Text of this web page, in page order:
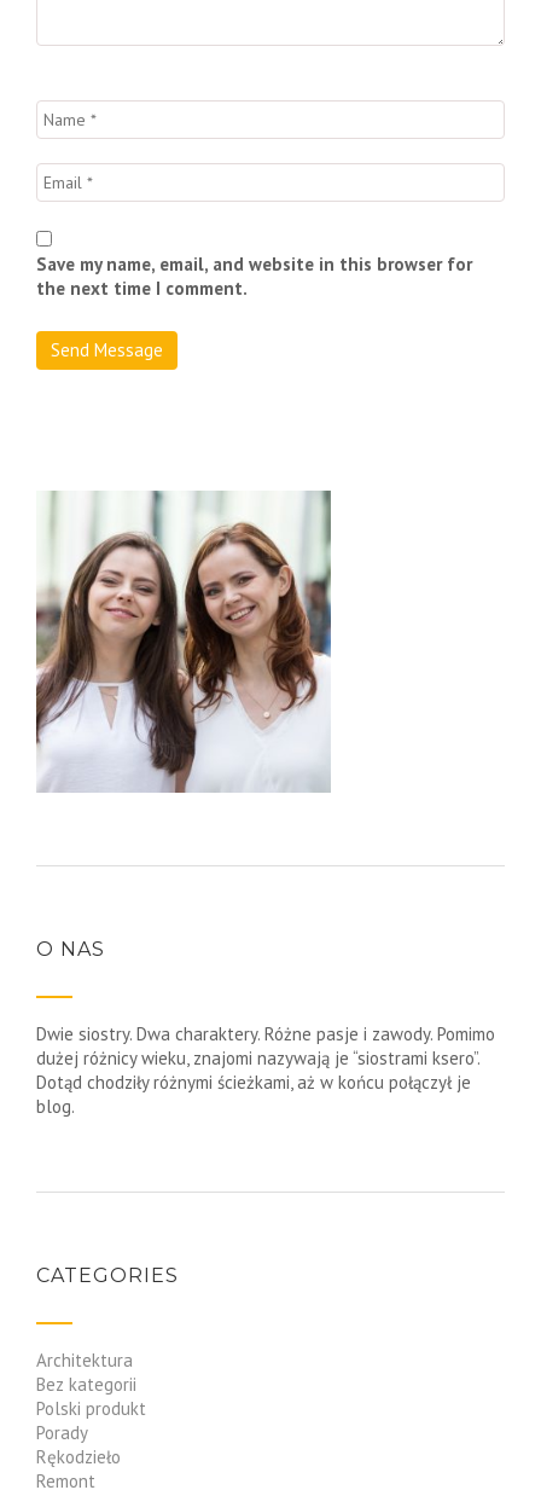
Save my name, email, and website in this browser for
the next time I comment.
O NAS
Dwie siostry. Dwa charaktery. Różne pasje i zawody. Pomimo
dużej różnicy wieku, znajomi nazywają je “siostrami ksero”.
Dotąd chodziły różnymi ścieżkami, aż w końcu połączył je
blog.
CATEGORIES
Architektura
Bez kategorii
Polski produkt
Porady
Rękodzieło
Remont